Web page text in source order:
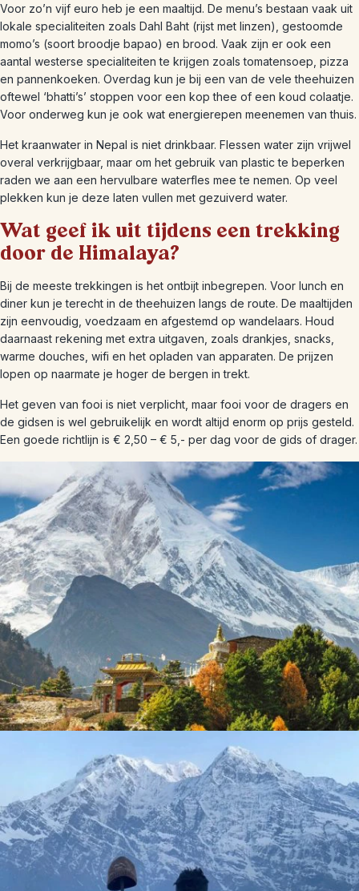
Voor zo’n vijf euro heb je een maaltijd. De menu’s bestaan vaak uit
lokale specialiteiten zoals Dahl Baht (rijst met linzen), gestoomde
momo’s (soort broodje bapao) en brood. Vaak zijn er ook een
aantal westerse specialiteiten te krijgen zoals tomatensoep, pizza
en pannenkoeken. Overdag kun je bij een van de vele theehuizen
oftewel ‘bhatti’s’ stoppen voor een kop thee of een koud colaatje.
Voor onderweg kun je ook wat energierepen meenemen van thuis.
Het kraanwater in Nepal is niet drinkbaar. Flessen water zijn vrijwel
overal verkrijgbaar, maar om het gebruik van plastic te beperken
raden we aan een hervulbare waterfles mee te nemen. Op veel
plekken kun je deze laten vullen met gezuiverd water.
Wat geef ik uit tijdens een trekking
door de Himalaya?
Bij de meeste trekkingen is het ontbijt inbegrepen. Voor lunch en
diner kun je terecht in de theehuizen langs de route. De maaltijden
zijn eenvoudig, voedzaam en afgestemd op wandelaars. Houd
daarnaast rekening met extra uitgaven, zoals drankjes, snacks,
warme douches, wifi en het opladen van apparaten. De prijzen
lopen op naarmate je hoger de bergen in trekt.
Het geven van fooi is niet verplicht, maar fooi voor de dragers en
de gidsen is wel gebruikelijk en wordt altijd enorm op prijs gesteld.
Een goede richtlijn is € 2,50 – € 5,- per dag voor de gids of drager.